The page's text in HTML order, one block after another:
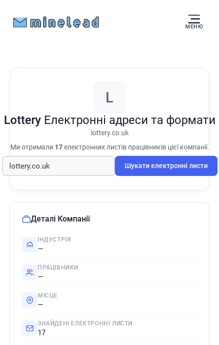
МЕНЮ
L
Lottery Електронні адреси та формати
lottery.co.uk
Ми отримали 17електронних листів працівників цієї компанії.
Шукати електронні листи
Деталі Компанії
ІНДУСТРІЯ
—
ПРАЦІВНИКИ
—
МІСЦЕ
—
ЗНАЙДЕНІ ЕЛЕКТРОННІ ЛИСТИ
17